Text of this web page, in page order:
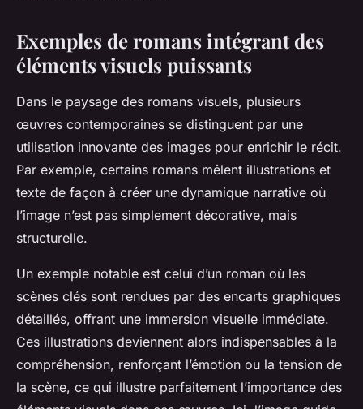
Exemples de romans intégrant des
éléments visuels puissants
Dans le paysage des romans visuels, plusieurs
œuvres contemporaines se distinguent par une
utilisation innovante des images pour enrichir le récit.
Par exemple, certains romans mêlent illustrations et
texte de façon à créer une dynamique narrative où
l’image n’est pas simplement décorative, mais
structurelle.
Un exemple notable est celui d’un roman où les
scènes clés sont rendues par des encarts graphiques
détaillés, offrant une immersion visuelle immédiate.
Ces illustrations deviennent alors indispensables à la
compréhension, renforçant l’émotion ou la tension de
la scène, ce qui illustre parfaitement l’importance des